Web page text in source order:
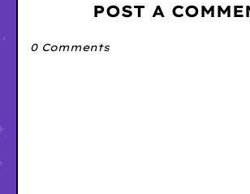
POST A
0 Comments